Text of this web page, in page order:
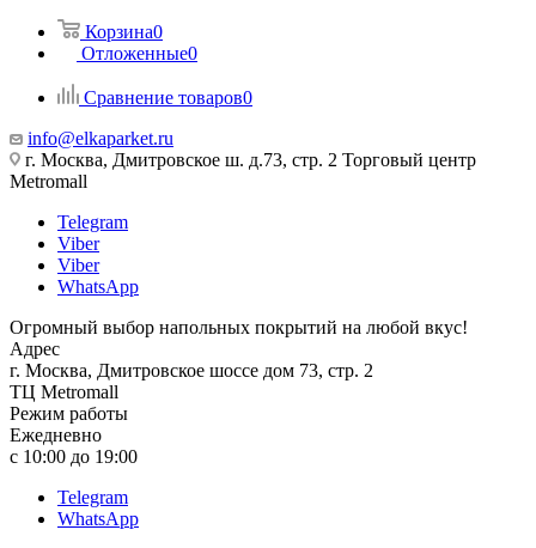
Корзина0
Отложенные0
Сравнение товаров0
info@elkaparket.ru
г. Москва, Дмитровское ш. д.73, стр. 2 Торговый центр
Metromall
Telegram
Viber
Viber
WhatsApp
Огромный выбор напольных покрытий на любой вкус!
Адрес
г. Москва, Дмитровское шоссе дом 73, стр. 2
ТЦ Metromall
Режим работы
Ежедневно
с 10:00 до 19:00
Telegram
WhatsApp